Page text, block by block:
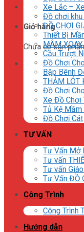
Giỏ hàng
Chưa có sản
Xe Lắc –
Đồ chơi
ĐỒ CHƠI
Thiết Bị
MÂM
Cầu Trượt
Đồ Chơi
Bập Bênh
THẢM LÓT
Đồ Chơi
Xe Đồ Chơi
Tủ Kệ Mầm
Đồ Chơi Cát
TƯ VẤN
Tư Vấn Mở
Tư vấn
Tư vấn
Tư Vấn ĐỒ
Công Trình
Công Trình
Hướng dẫn